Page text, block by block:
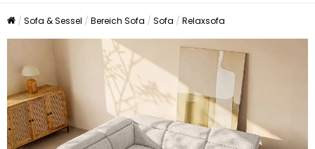
Sofa & Sessel Bereich Sofa Sofa Relaxsofa